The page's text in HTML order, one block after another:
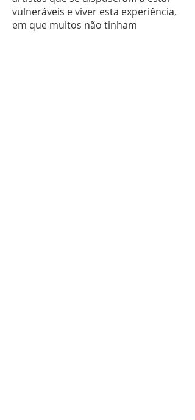
vulneráveis e viver esta experiência,
em que muitos não tinham